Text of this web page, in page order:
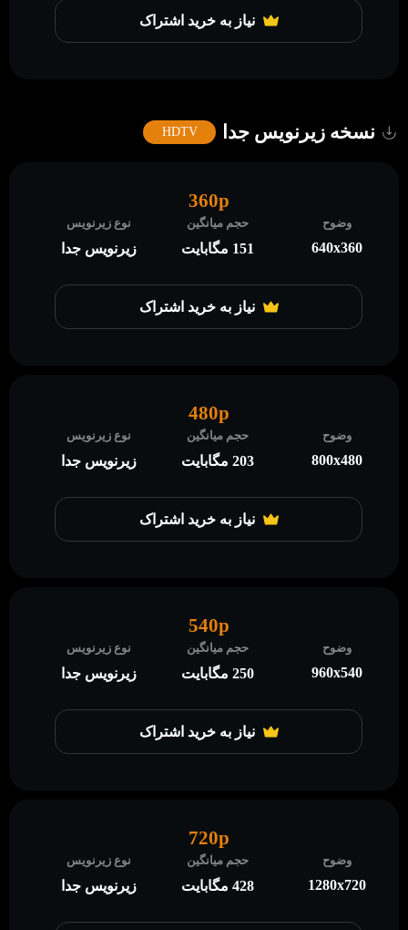
نیاز به خرید اشتراک
نسخه زیرنویس جدا HDTV
نیاز به خرید اشتراک
وضوح
640x360
حجم میانگین
151 مگابایت
نوع زیرنویس
زیرنویس جدا
360p
نیاز به خرید اشتراک
وضوح
800x480
حجم میانگین
203 مگابایت
نوع زیرنویس
زیرنویس جدا
480p
نیاز به خرید اشتراک
وضوح
960x540
حجم میانگین
250 مگابایت
نوع زیرنویس
زیرنویس جدا
540p
وضوح
1280x720
حجم میانگین
428 مگابایت
نوع زیرنویس
زیرنویس جدا
720p